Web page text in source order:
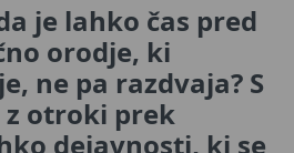
je lahko čas pred
orodje, ki
ne pa razdvaja? S
otroki prek
dejavnosti, ki se